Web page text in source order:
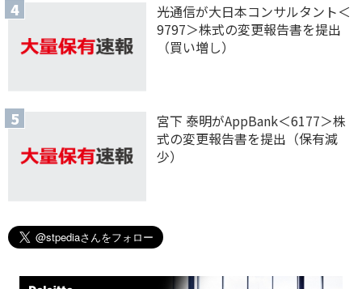
光通信が大日本コンサルタント＜
9797＞株式の変更報告書を提出
（買い増し）
宮下 泰明がAppBank＜6177＞株
式の変更報告書を提出（保有減
少）